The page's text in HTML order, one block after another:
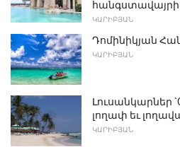
հանգստավայրի
ԿԱՐԻԲՅԱՆ
Դոմինիկյան
ԿԱՐԻԲՅԱՆ
Լուսանկարներ
լողափ եւ
ԿԱՐԻԲՅԱՆ